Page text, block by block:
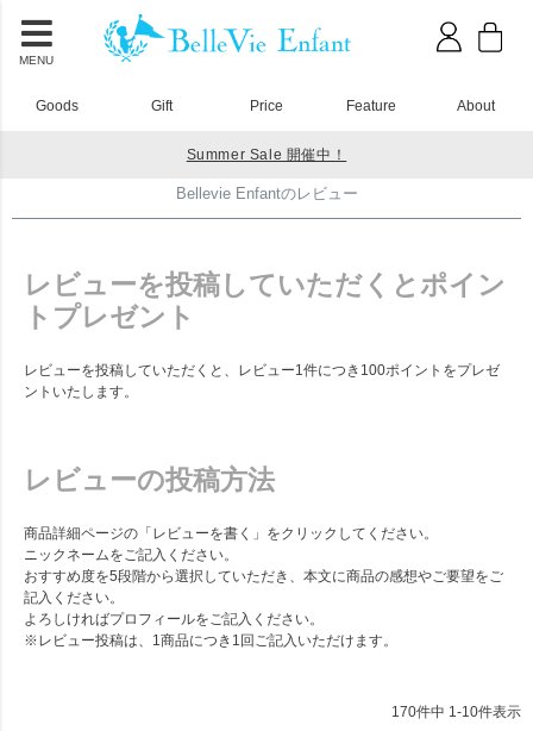
MENU
Goods Gift Price Feature About
Summer Sale 開催中！
Bellevie Enfantのレビュー
Bellevie Enfantのレビュー
レビューを投稿していただくとポイン
トプレゼント
レビューを投稿していただくと、レビュー1件につき100ポイントをプレゼ
ントいたします。
レビューの投稿方法
商品詳細ページの「レビューを書く」をクリックしてください。
ニックネームをご記入ください。
おすすめ度を5段階から選択していただき、本文に商品の感想やご要望をご
記入ください。
よろしければプロフィールをご記入ください。
※レビュー投稿は、1商品につき1回ご記入いただけます。
170件中 1 -10件表示